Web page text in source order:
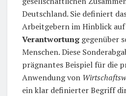
Deutschland. Sie definiert
Arbeitgebern im Hinblick
Verantwortunggegenüber
Menschen. Diese
prägnantes Beispiel für die
Anwendung von
ein klar definierter Begriff